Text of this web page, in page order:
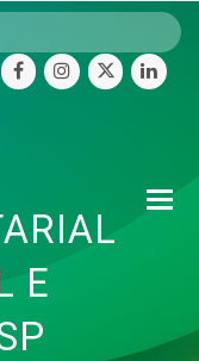
facebookinstagram
twitter
E